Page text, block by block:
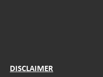
DISCLAIMER